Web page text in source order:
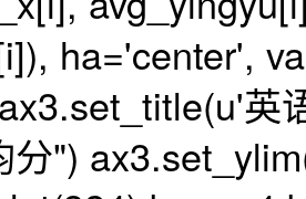
ha='center',
英
分")